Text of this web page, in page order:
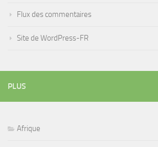
Flux des commentaires
Site de WordPress-FR
PLUS
Afrique